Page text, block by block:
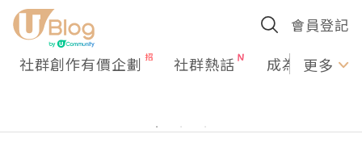
會員登記
社群創作有價企劃 社群熱話 成為U更多